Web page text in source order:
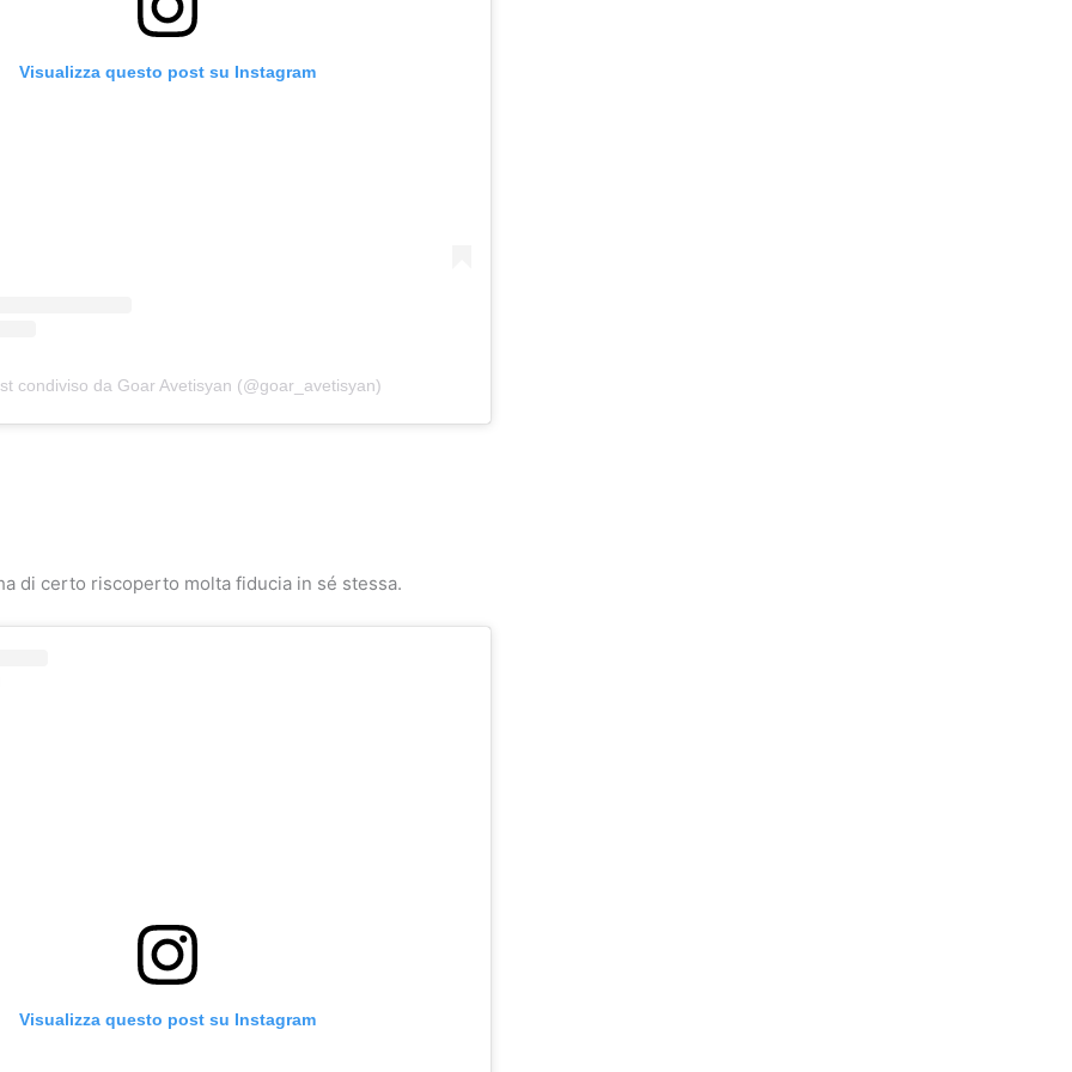
Visualizza questo post su Instagram
condiviso da Goar Avetisyan (@goar_avetisyan)
di certo riscoperto molta fiducia in sé stessa.
Visualizza questo post su Instagram